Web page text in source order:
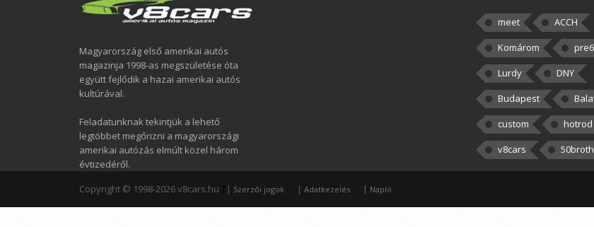
Magyarország első amerikai autós
magazinja 1998-as megszületése óta
együtt fejlődik a hazai amerikai autós
kultúrával.
Feladatunknak tekintjük a lehető
legtöbbet megőrizni a magyarországi
amerikai autózás elmúlt közel három
évtizedéről.
meet
ACCH
Komárom
Lurdy
DNY
Budapest
custom
hotrod
v8cars
Copyright © 1998-2026 v8cars.hu | Szerzői jogok | Adatkezelés | Napló